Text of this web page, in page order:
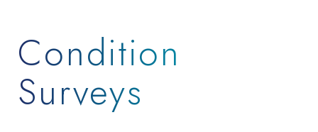
Condition
Surveys